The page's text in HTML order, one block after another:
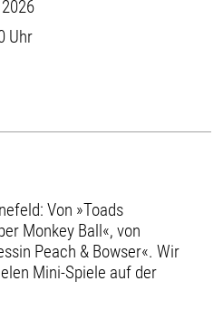
Uhr
Von »Toads
Monkey Ball«, von
Peach & Bowser«. Wir
Mini-Spiele auf der